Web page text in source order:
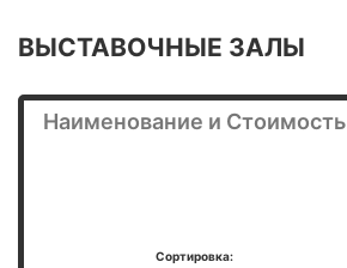
ВЫСТАВОЧНЫЕ ЗАЛЫ
Наименование и Стоимость
Сортировка: